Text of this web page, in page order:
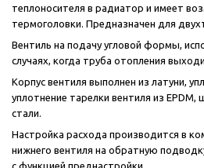
теплоносителя в радиатор и имеет
термоголовки. Предназначен для
Вентиль на подачу угловой формы,
случаях, когда труба отопления
Корпус вентиля выполнен из латуни,
уплотнение тарелки вентиля из
стали.
Настройка расхода производится в
нижнего вентиля на обратную
с функцией преднастройки.